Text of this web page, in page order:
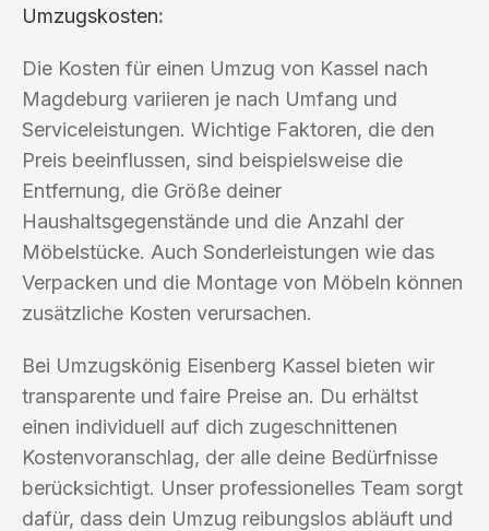
Umzugskosten:
Die Kosten für einen Umzug von Kassel nach
Magdeburg variieren je nach Umfang und
Serviceleistungen. Wichtige Faktoren, die den
Preis beeinflussen, sind beispielsweise die
Entfernung, die Größe deiner
Haushaltsgegenstände und die Anzahl der
Möbelstücke. Auch Sonderleistungen wie das
Verpacken und die Montage von Möbeln können
zusätzliche Kosten verursachen.
Bei Umzugskönig Eisenberg Kassel bieten wir
transparente und faire Preise an. Du erhältst
einen individuell auf dich zugeschnittenen
Kostenvoranschlag, der alle deine Bedürfnisse
berücksichtigt. Unser professionelles Team sorgt
dafür, dass dein Umzug reibungslos abläuft und